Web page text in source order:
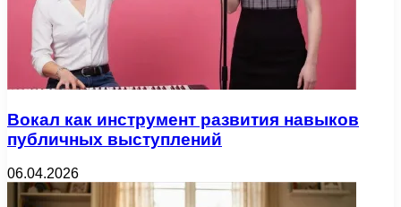
Вокал как инструмент развития навыков
публичных выступлений
06.04.2026